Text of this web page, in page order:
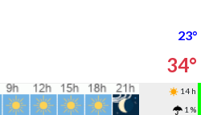
23°
34°
14 h
1 %